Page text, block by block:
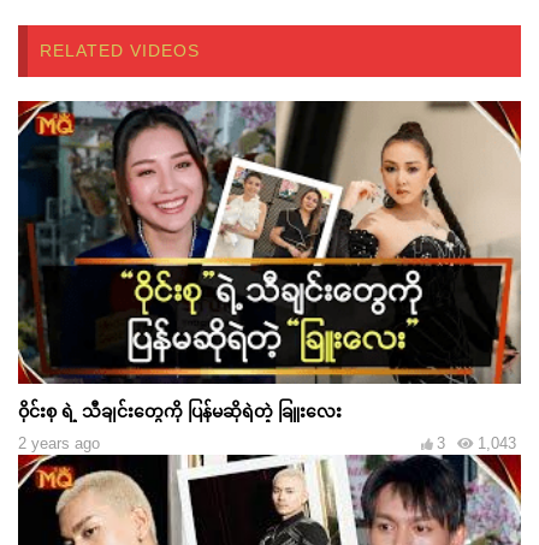
RELATED VIDEOS
ဝိုင်းစု ရဲ့ သီချင်းတွေကို ပြန်မဆိုရဲတဲ့ ခြူးလေး
2 years ago 1,043
3